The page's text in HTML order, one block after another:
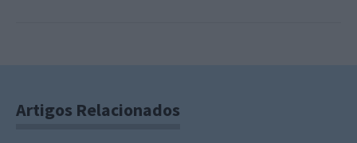
Artigos Relacionados